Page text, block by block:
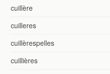
cuillère
cuilleres
cuillèrespelles
cuillières